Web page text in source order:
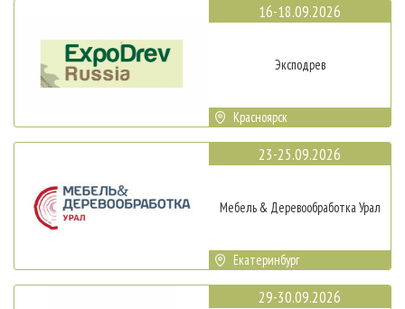
16-18.09.2026
Эксподрев
Красноярск
23-25.09.2026
Мебель & Деревообработка Урал
Екатеринбург
29-30.09.2026